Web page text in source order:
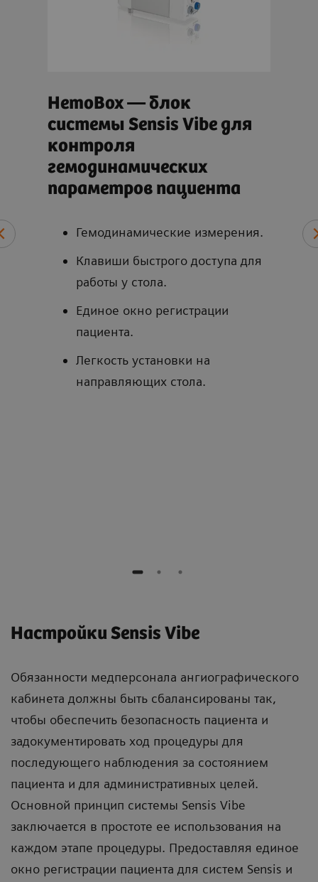
HemoBox — блок
системы Sensis Vibe для
контроля
гемодинамических
параметров пациента
Гемодинамические измерения.
Клавиши быстрого доступа для
работы у стола.
Единое окно регистрации
пациента.
Легкость установки на
направляющих стола.
Настройки Sensis Vibe
Обязанности медперсонала ангиографического
кабинета должны быть сбалансированы так,
чтобы обеспечить безопасность пациента и
задокументировать ход процедуры для
последующего наблюдения за состоянием
пациента и для административных целей.
Основной принцип системы Sensis Vibe
заключается в простоте ее использования на
каждом этапе процедуры. Предоставляя единое
окно регистрации пациента для систем Sensis и